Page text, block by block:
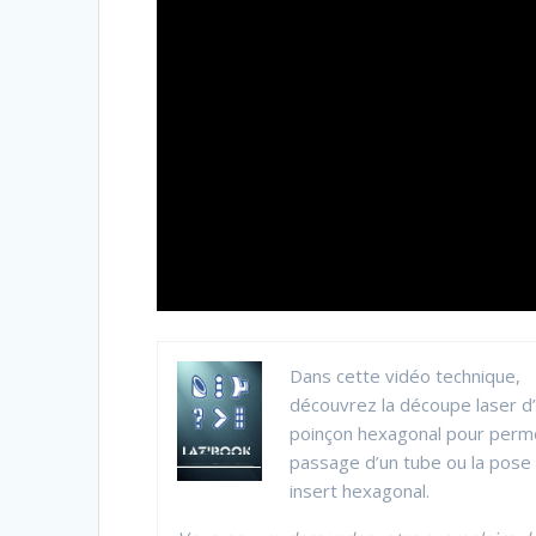
Dans cette vidéo technique,
découvrez la découpe laser
poinçon hexagonal pour
passage d’un tube ou la pose
insert hexagonal.